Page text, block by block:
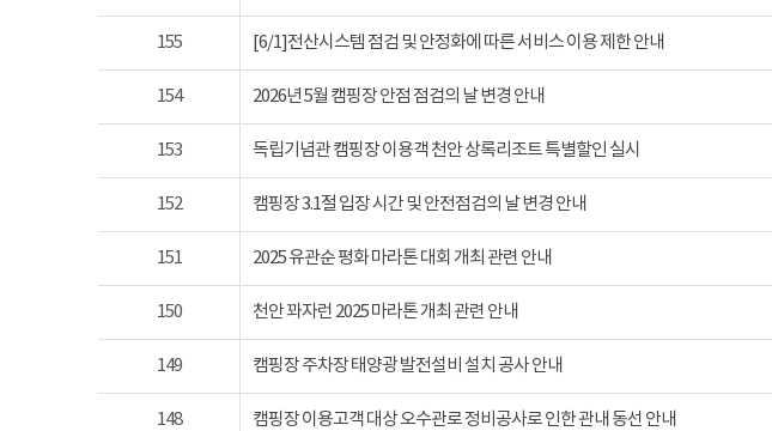
155 [6/1]전산시스템 점검 및 안정화에 따른 서비스 이용 제한 안내
154 2026년 5월 캠핑장 안점 점검의 날 변경 안내
153 독립기념관 캠핑장 이용객 천안 상록리조트 특별할인 실시
152 캠핑장 3.1절 입장 시간 및 안전점검의 날 변경 안내
151 2025 유관순 평화 마라톤 대회 개최 관련 안내
150 천안 꽈자런 2025 마라톤 개최 관련 안내
149 캠핑장 주차장 태양광 발전설비 설치 공사 안내
148 캠핑장 이용고객 대상 오수관로 정비공사로 인한 관내 동선 안내